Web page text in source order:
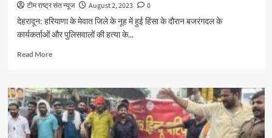
टीम राष्ट्र संत न्यूज August 2, 2023
0
देहरादून: हरियाणा के मेवात जिले के नूह में हुई हिंसा के दौरान बजरंगदल के
कार्यकर्ताओं और पुलिसवालों की हत्या के...
Read MoreRead
नूह
हिंसा
को
लेकर
बजंरग